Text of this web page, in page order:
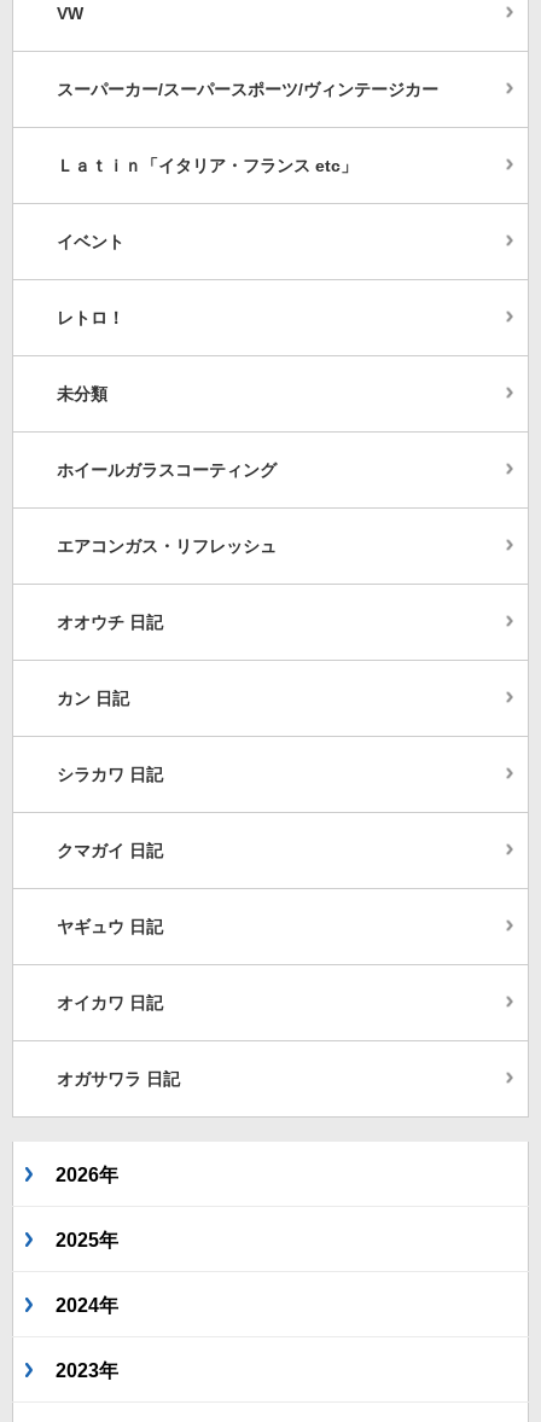
VW
スーパーカー/スーパースポーツ/ヴィンテージカー
Ｌａｔｉｎ「イタリア・フランス etc」
イベント
レトロ！
未分類
ホイールガラスコーティング
エアコンガス・リフレッシュ
オオウチ 日記
カン 日記
シラカワ 日記
クマガイ 日記
ヤギュウ 日記
オイカワ 日記
オガサワラ 日記
2026年
2025年
2024年
2023年